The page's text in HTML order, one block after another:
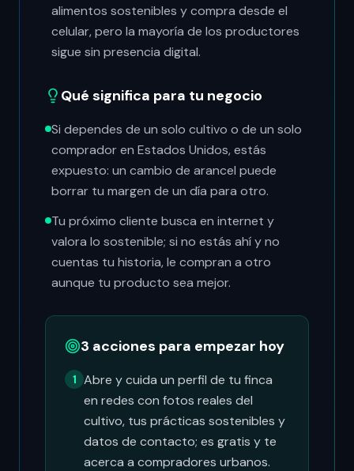
alimentos sostenibles y compra desde el
celular, pero la mayoría de los productores
sigue sin presencia digital.
Qué significa para tu negocio
Si dependes de un solo cultivo o de un solo
comprador en Estados Unidos, estás
expuesto: un cambio de arancel puede
borrar tu margen de un día para otro.
Tu próximo cliente busca en internet y
valora lo sostenible; si no estás ahí y no
cuentas tu historia, le compran a otro
aunque tu producto sea mejor.
3 acciones para empezar hoy
1 Abre y cuida un perfil de tu finca
en redes con fotos reales del
cultivo, tus prácticas sostenibles y
datos de contacto; es gratis y te
acerca a compradores urbanos.